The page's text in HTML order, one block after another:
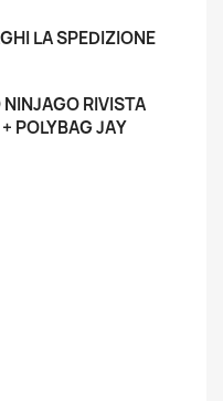
LA SPEDIZIONE
NINJAGO RIVISTA
POLYBAG JAY